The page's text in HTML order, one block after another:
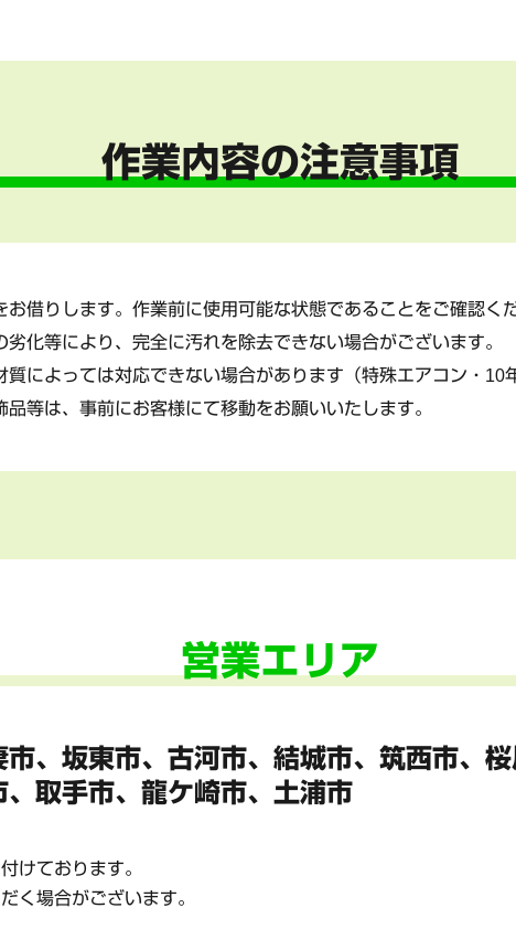
作業内容の注意事項
お借りします。作業前に使用可能な状態であることをご確認くだ
化等により、完全に汚れを除去できない場合がございます。
質によっては対応できない場合があります（特殊エアコン・10
等は、事前にお客様にて移動をお願いいたします。
営業エリア
、坂東市、 古河市、結城市、筑西市、桜
取手市、龍ケ崎市、土浦市
けております。
く場合がございます。